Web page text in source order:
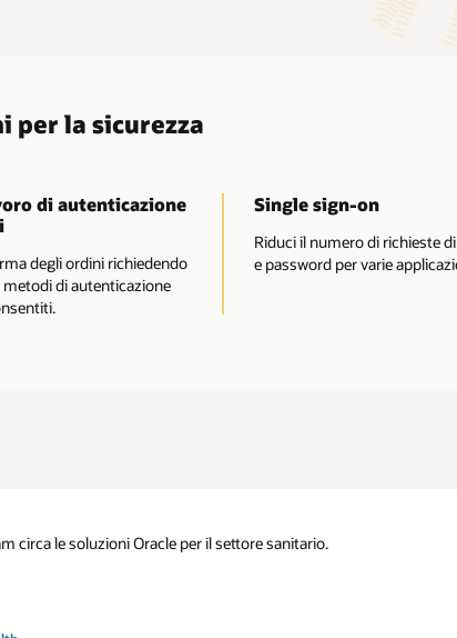
per la sicurezza
di autenticazione
degli ordini richiedendo
di autenticazione
Single sign-on
Riduci il numero di richieste
e password per varie
circa le soluzioni Oracle per il settore sanitario.